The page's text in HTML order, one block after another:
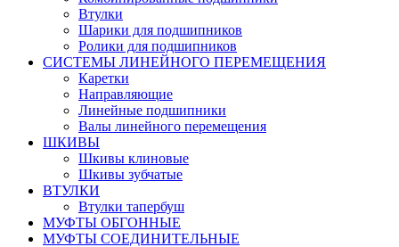
Втулки
Шарики для подшипников
Ролики для подшипников
СИСТЕМЫ ЛИНЕЙНОГО ПЕРЕМЕЩЕНИЯ
Каретки
Направляющие
Линейные подшипники
Валы линейного перемещения
ШКИВЫ
Шкивы клиновые
Шкивы зубчатые
ВТУЛКИ
Втулки тапербуш
МУФТЫ ОБГОННЫЕ
МУФТЫ СОЕДИНИТЕЛЬНЫЕ